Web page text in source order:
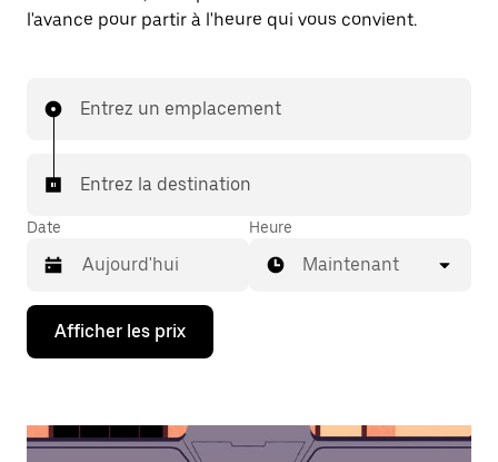
l'avance pour partir à l'heure qui vous convient.
Entrez un emplacement
Entrez la destination
Date
Appuyez
la
bas
Heure
Maintenant
Afficher les prix